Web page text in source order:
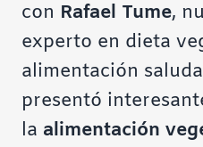
con Rafael Tume,
experto en dieta
alimentación
presentó
la alimentación